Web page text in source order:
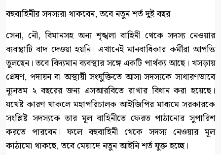
বহুবাহিনীর সদস্যরা থাকবেন, তবে নতুন শর্ত দুই বছর
সেনা, নৌ, বিমানসহ অন্য শৃঙ্খলা বাহিনী থেকে সদস্য নেওয়ার
ব্যবস্থাটি বাদ দেওয়া হয়নি। এখানেই মানবাধিকার কর্মীরা আপত্তি
তুলছেন। তবে বিদ্যমান ব্যবস্থার সঙ্গে একটি পার্থক্য আছে। খসড়ায়
প্রেষণ, পদায়ন বা অস্থায়ী সংযুক্তিতে আসা সদস্যকে সাধারণভাবে
ন্যূনতম ২ বছরের জন্য এসআরবিতে রাখার বিধান করা হয়েছে।
যথেষ্ট কারণ থাকলে মহাপরিচালক আইজিপির মাধ্যমে সরকারকে
সংশ্লিষ্ট সদস্যকে তার মূল বাহিনীতে ফেরত পাঠানোর সুপারিশ
করতে পারবেন। ফলে বহুবাহিনী থেকে সদস্য নেওয়ার মূল
কাঠামো থাকছে, তবে মেয়াদে নতুন আইনি শর্ত যুক্ত হচ্ছে।